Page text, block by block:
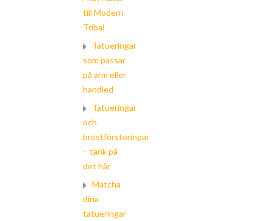
till Modern
Tribal
Tatueringar
som passar
på arm eller
handled
Tatueringar
och
bröstförstoringar
– tänk på
det här
Matcha
dina
tatueringar